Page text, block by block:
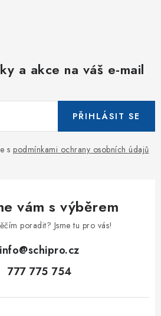
a akce na váš e-mail
s podmínkami ochrany osobních údajů
PŘIHLÁSIT SE
vám s výběrem
poradit? Jsme tu pro vás!
info@schipro.cz
777 775 754